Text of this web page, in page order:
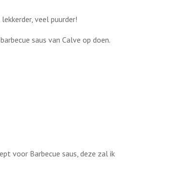
veel puurder!
saus van Calve op doen.
voor Barbecue saus, deze zal ik